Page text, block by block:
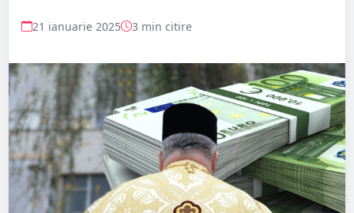
21 ianuarie 2025 3 min citire